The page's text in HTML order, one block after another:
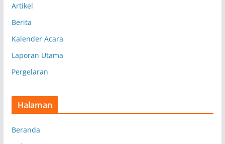
Artikel
Berita
Kalender Acara
Laporan Utama
Pergelaran
Halaman
Beranda